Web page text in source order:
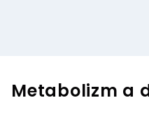
Metabolizm a